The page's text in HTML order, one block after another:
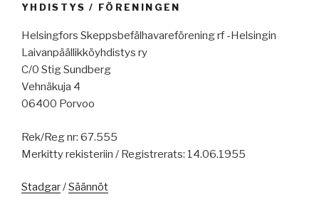
YHDISTYS / FÖRENINGEN
Helsingfors Skeppsbefälhavareförening rf -Helsingin
Laivanpäällikköyhdistys ry
C/0 Stig Sundberg
Vehnäkuja 4
06400 Porvoo
Rek/Reg nr: 67.555
Merkitty rekisteriin / Registrerats: 14.06.1955
Stadgar/Säännöt